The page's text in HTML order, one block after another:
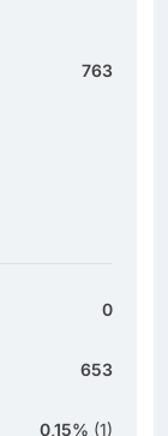
763
0
653
0,15% (1)